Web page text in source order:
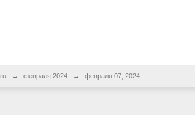
→ февраля 2024 → февраля 07, 2024